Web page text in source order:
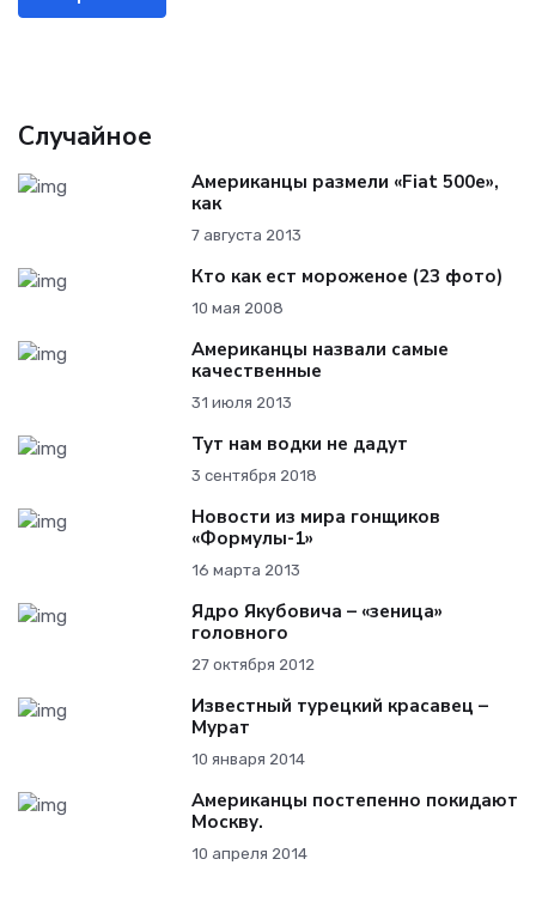
Случайное
Американцы размели «Fiat 500e»,
как
7 августа 2013
Кто как ест мороженое (23 фото)
10 мая 2008
Американцы назвали самые
качественные
31 июля 2013
Тут нам водки не дадут
3 сентября 2018
Новости из мира гонщиков
«Формулы-1»
16 марта 2013
Ядро Якубовича – «зеница»
головного
27 октября 2012
Известный турецкий красавец –
Мурат
10 января 2014
Американцы постепенно покидают
Москву.
10 апреля 2014